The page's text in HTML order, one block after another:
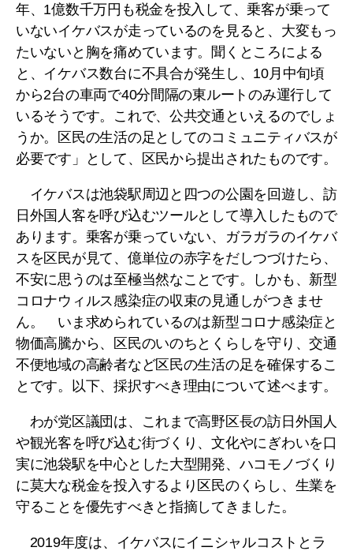
年、1億数千万円も税金を投入して、乗客が乗って
いないイケバスが走っているのを見ると、大変もっ
たいないと胸を痛めています。聞くところによる
と、イケバス数台に不具合が発生し、10月中旬頃
から2台の車両で40分間隔の東ルートのみ運行して
いるそうです。これで、公共交通といえるのでしょ
うか。区民の生活の足としてのコミュニティバスが
必要です」として、区民から提出されたものです。
イケバスは池袋駅周辺と四つの公園を回遊し、訪
日外国人客を呼び込むツールとして導入したもので
あります。乗客が乗っていない、ガラガラのイケバ
スを区民が見て、億単位の赤字をだしつづけたら、
不安に思うのは至極当然なことです。しかも、新型
コロナウィルス感染症の収束の見通しがつきませ
ん。 いま求められているのは新型コロナ感染症と
物価高騰から、区民のいのちとくらしを守り、交通
不便地域の高齢者など区民の生活の足を確保するこ
とです。以下、採択すべき理由について述べます。
わが党区議団は、これまで高野区長の訪日外国人
や観光客を呼び込む街づくり、文化やにぎわいを口
実に池袋駅を中心とした大型開発、ハコモノづくり
に莫大な税金を投入するより区民のくらし、生業を
守ることを優先すべきと指摘してきました。
2019年度は、イケバスにイニシャルコストとラ